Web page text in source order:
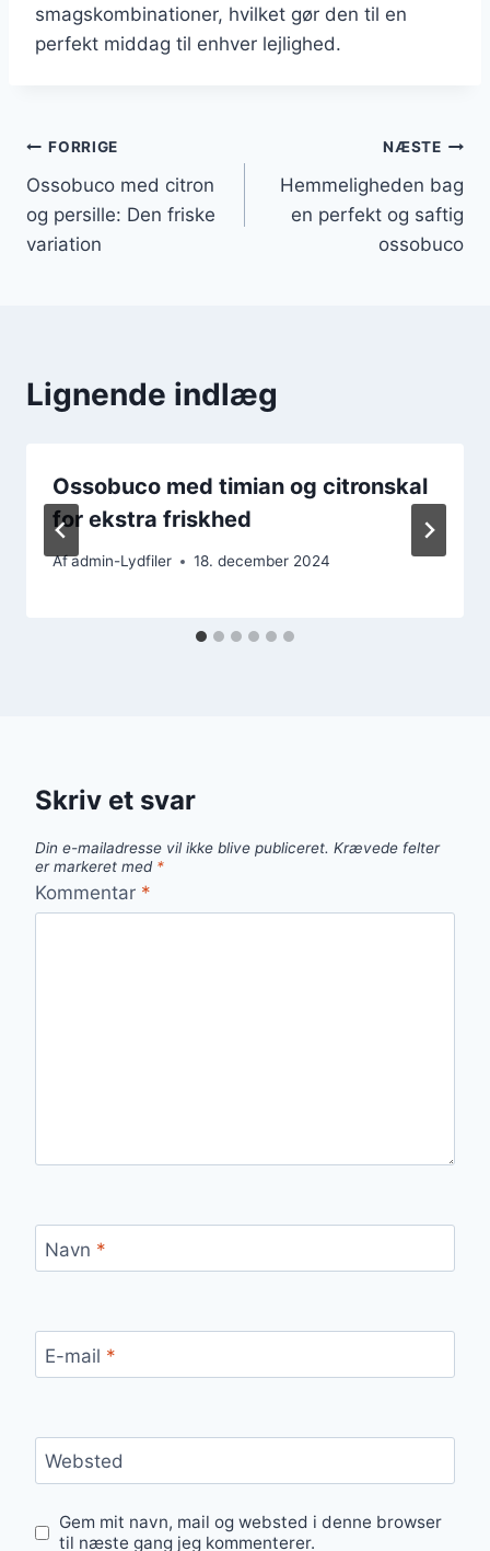
smagskombinationer, hvilket gør den til en
perfekt middag til enhver lejlighed.
Indlægsnavigation
FORRIGE
Ossobuco med citron
og persille: Den friske
variation
NÆSTE
Hemmeligheden bag
en perfekt og saftig
ossobuco
Lignende indlæg
Ossobuco med timian og citronskal
for ekstra friskhed
Afadmin-Lydfiler 18. december 2024
Skriv et svar
Din e-mailadresse vil ikke blive publiceret. Krævede felter
er markeret med *
Kommentar *
Navn *
E-mail *
Websted
Gem mit navn, mail og websted i denne browser
til næste gang jeg kommenterer.